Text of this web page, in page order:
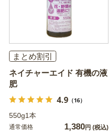
まとめ割引
ネイチャーエイド 有機の液
肥
4.9（16）
550g1本
通常価格 1,380円 (税込)